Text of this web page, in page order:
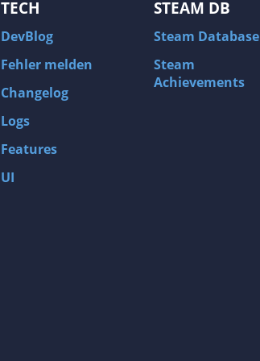
TECH
DevBlog
Fehler melden
Changelog
Logs
Features
UI
STEAM DB
Steam Database
Steam
Achievements